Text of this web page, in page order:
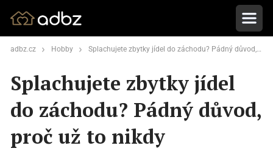
adbz.cz Hobby Splachujete zbytky jídel do záchodu? Pádný důvod, proč už to nikdy neuděláte
Splachujete zbytky jídel
do záchodu? Pádný důvod,
proč už to nikdy